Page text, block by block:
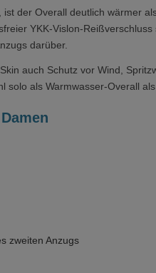
der Overall deutlich wärmer
YKK-Vislon-
darüber.
auch Schutz vor Wind,
als Warmwasser-Overall
zweiten Anzugs